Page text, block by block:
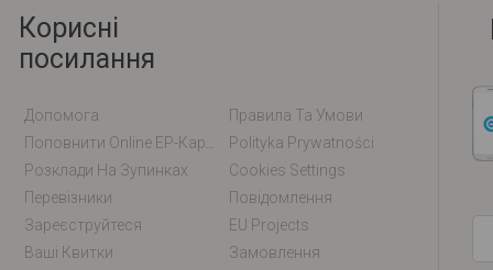
Корисні
посилання
Допомога
Правила Та Умови
Polityka Prywatności
Розклади На Зупинках
Cookies Settings
Перевізники
Повідомлення
Зареєструйтеся
EU Projects
Ваші Квитки
Замовлення